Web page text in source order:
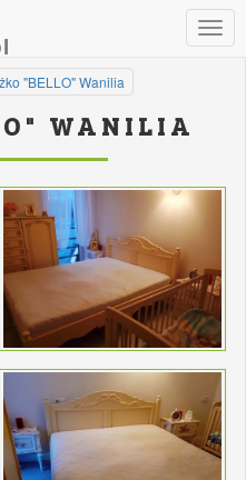
"BELLO" Wanilia
WANILIA